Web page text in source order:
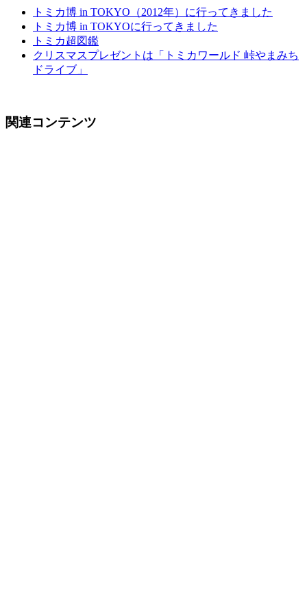
トミカ博 in TOKYO（2012年）に行ってきました
トミカ博 in TOKYOに行ってきました
トミカ超図鑑
クリスマスプレゼントは「トミカワールド 峠やまみち
ドライブ」
関連コンテンツ